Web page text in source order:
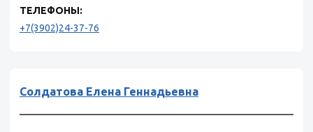
ТЕЛЕФОНЫ:
+7(3902)24-37-76
Солдатова Елена Геннадьевна